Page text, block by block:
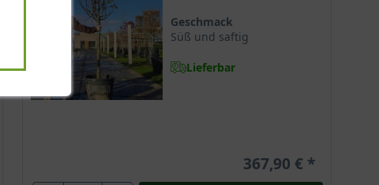
Geschmack
Süß und saftig
Lieferbar
367,90 €